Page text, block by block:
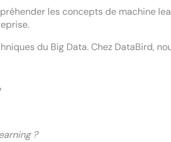
les concepts de machine
du Big Data. Chez DataBird,
?